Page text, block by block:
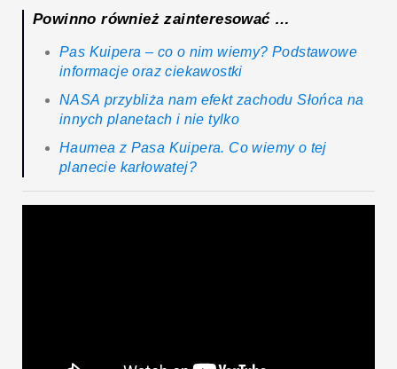
Powinno również zainteresować …
Pas Kuipera – co o nim wiemy? Podstawowe
informacje oraz ciekawostki
NASA przybliża nam efekt zachodu Słońca na
innych planetach i nie tylko
Haumea z Pasa Kuipera. Co wiemy o tej
planecie karłowatej?